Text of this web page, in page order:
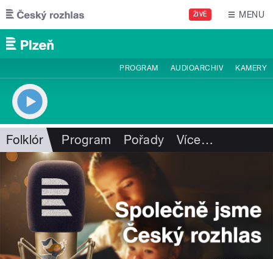
Přejít k hlavnímu obsahu
ŽIVĚ MENU
PROGRAM AUDIOARCHIV KAMERY
Folklór Program Pořady Více…